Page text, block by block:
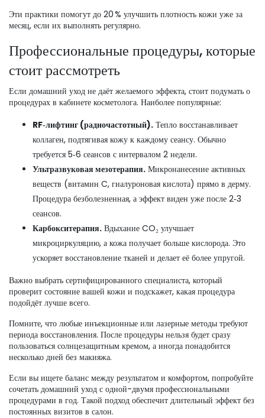
Эти практики помогут до 20 % улучшить плотность кожи уже за
месяц, если их выполнять регулярно.
Профессиональные процедуры, которые
стоит рассмотреть
Если домашний уход не даёт желаемого эффекта, стоит подумать о
процедурах в кабинете косметолога. Наиболее популярные:
RF‑лифтинг (радиочастотный). Тепло восстанавливает
коллаген, подтягивая кожу к каждому сеансу. Обычно
требуется 5‑6 сеансов с интервалом 2 недели.
Ультразвуковая мезотерапия. Микронанесение активных
веществ (витамин C, гиалуроновая кислота) прямо в дерму.
Процедура безболезненная, а эффект виден уже после 2‑3
сеансов.
Карбокситерапия. Вдыхание CO₂ улучшает
микроциркуляцию, а кожа получает больше кислорода. Это
ускоряет восстановление тканей и делает её более упругой.
Важно выбрать сертифицированного специалиста, который
проверит состояние вашей кожи и подскажет, какая процедура
подойдёт лучше всего.
Помните, что любые инъекционные или лазерные методы требуют
периода восстановления. После процедуры нельзя будет сразу
пользоваться солнцезащитным кремом, а иногда понадобится
несколько дней без макияжа.
Если вы ищете баланс между результатом и комфортом, попробуйте
сочетать домашний уход с одной-двумя профессиональными
процедурами в год. Такой подход обеспечит длительный эффект без
постоянных визитов в салон.